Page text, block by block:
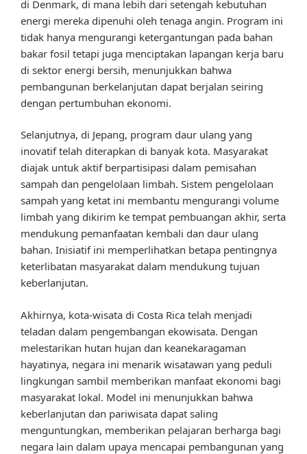
di Denmark, di mana lebih dari setengah kebutuhan
energi mereka dipenuhi oleh tenaga angin. Program ini
tidak hanya mengurangi ketergantungan pada bahan
bakar fosil tetapi juga menciptakan lapangan kerja baru
di sektor energi bersih, menunjukkan bahwa
pembangunan berkelanjutan dapat berjalan seiring
dengan pertumbuhan ekonomi.
Selanjutnya, di Jepang, program daur ulang yang
inovatif telah diterapkan di banyak kota. Masyarakat
diajak untuk aktif berpartisipasi dalam pemisahan
sampah dan pengelolaan limbah. Sistem pengelolaan
sampah yang ketat ini membantu mengurangi volume
limbah yang dikirim ke tempat pembuangan akhir, serta
mendukung pemanfaatan kembali dan daur ulang
bahan. Inisiatif ini memperlihatkan betapa pentingnya
keterlibatan masyarakat dalam mendukung tujuan
keberlanjutan.
Akhirnya, kota-wisata di Costa Rica telah menjadi
teladan dalam pengembangan ekowisata. Dengan
melestarikan hutan hujan dan keanekaragaman
hayatinya, negara ini menarik wisatawan yang peduli
lingkungan sambil memberikan manfaat ekonomi bagi
masyarakat lokal. Model ini menunjukkan bahwa
keberlanjutan dan pariwisata dapat saling
menguntungkan, memberikan pelajaran berharga bagi
negara lain dalam upaya mencapai pembangunan yang